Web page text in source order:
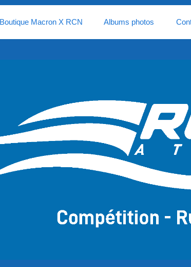
Boutique Macron X RCN Albums photos